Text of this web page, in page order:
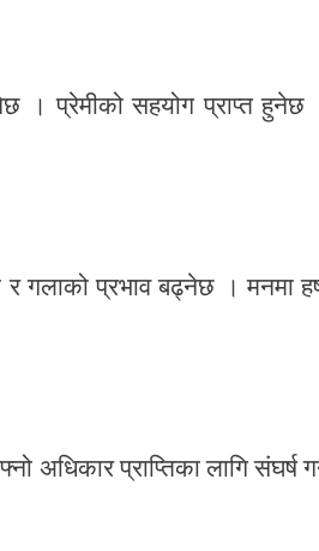
। प्रेमीको सहयोग प्राप्त हुनेछ
गलाको प्रभाव बढ्नेछ । मनमा
प्राप्तिका लागि संघर्ष